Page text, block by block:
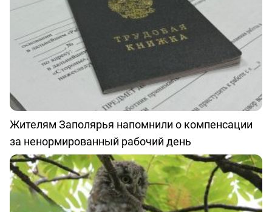
Жителям Заполярья напомнили о компенсации
за ненормированный рабочий день